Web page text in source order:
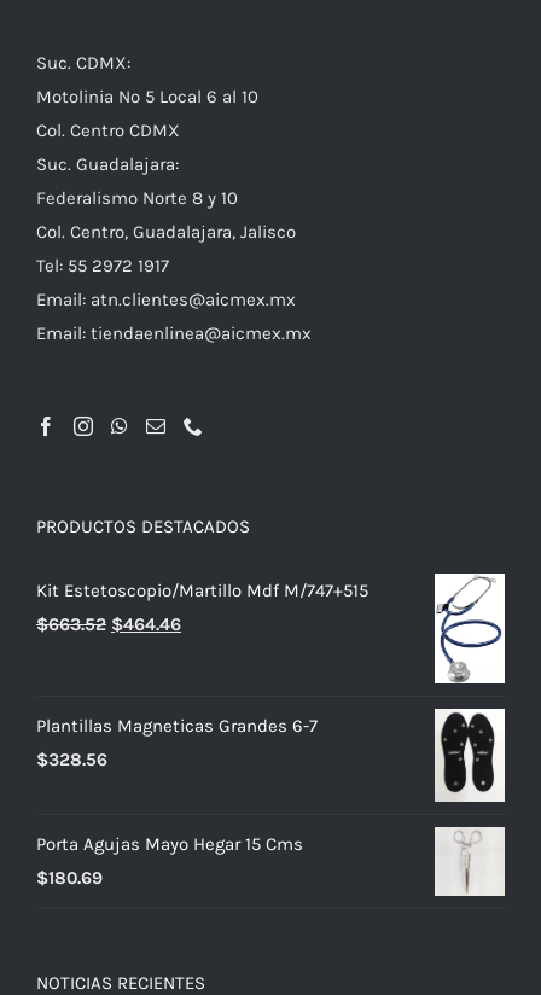
Suc. CDMX:
Motolinia No 5 Local 6 al 10
Col. Centro CDMX
Suc. Guadalajara:
Federalismo Norte 8 y 10
Col. Centro, Guadalajara, Jalisco
Tel: 55 2972 1917
Email: atn.clientes@aicmex.mx
Email: tiendaenlinea@aicmex.mx
PRODUCTOS DESTACADOS
Kit Estetoscopio/Martillo Mdf M/747+515
$663.52 El
era:
$464.46El
es:
Plantillas Magneticas Grandes 6-7
$328.56
Porta Agujas Mayo Hegar 15 Cms
$180.69
NOTICIAS RECIENTES